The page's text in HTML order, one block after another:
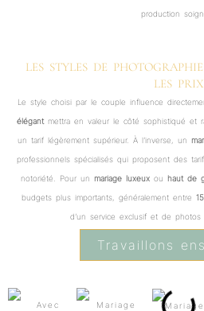
production
LES STYLES DE
LES PRIX
Le style choisi par le couple influence
élégant mettra en valeur le côté sophistiqué et
un tarif légèrement supérieur. À l’inverse, un
professionnels spécialisés qui proposent des
notoriété. Pour un mariage luxeuxou haut de
budgets plus importants, généralement entre
d’un service exclusif et de photos
Travaillons